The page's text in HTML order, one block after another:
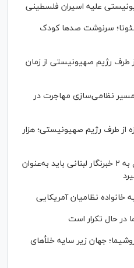
علیه اسیران فلسطینی
سرنوشت صدها کودک
غزه از طرف رژیم صهیونیستی از زمان
نظامی‌سازی مهاجرت در
غزه از طرف رژیم صهیونیستی؛ هزار
عفو بین‌الملل: حمله اسرائیل به ۲ خبرنگار لبنانی باید به‌عنوان
نظامیان آمریکایی
در حال تکرار است
جهان زیر سایه خلأ‌های